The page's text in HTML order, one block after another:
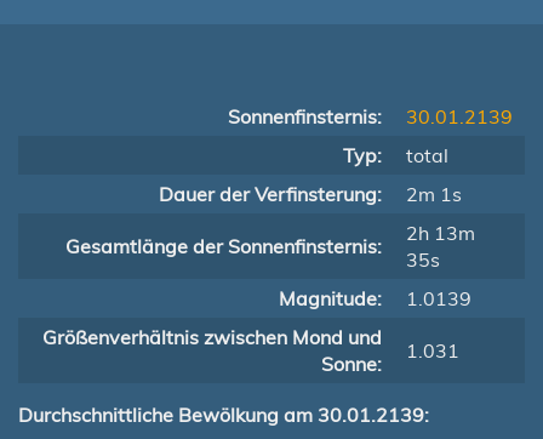
Sonnenfinsternis:
30.01.2139
Typ:
total
Dauer der Verfinsterung:
2m 1s
Gesamtlänge der Sonnenfinsternis:
2h 13m
35s
Magnitude:
1.0139
Größenverhältnis zwischen Mond und
Sonne:
1.031
Durchschnittliche Bewölkung am 30.01.2139: